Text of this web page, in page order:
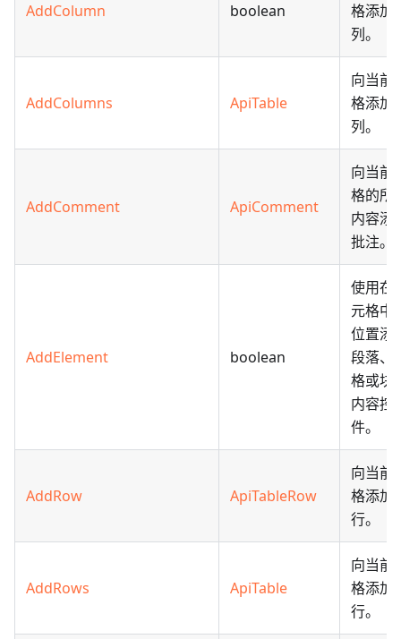
AddColumn boolean
格添加
列。
AddColumns ApiTable
向当前
格添加
列。
AddComment ApiComment
向当前
格的所
内容添
批注。
AddElement boolean
使用在
元格中
位置添
段落、
格或块
内容控
件。
AddRow ApiTableRow
向当前
格添加
行。
AddRows ApiTable
向当前
格添加
行。